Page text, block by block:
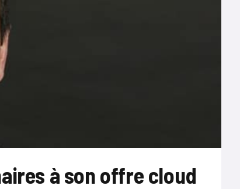
à son offre cloud